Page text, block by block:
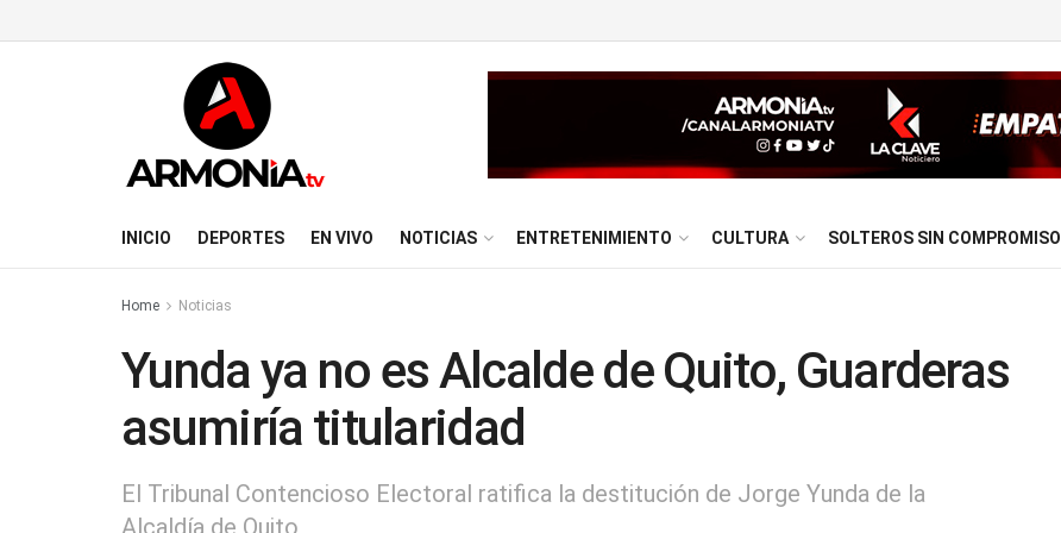
INICIO DEPORTES EN VIVO NOTICIAS ENTRETENIMIENTO CULTURA SOLTEROS SIN COMPROMISO
Home Noticias
Yunda ya no es Alcalde de Quito, Guarderas
asumiría titularidad
El Tribunal Contencioso Electoral ratifica la destitución de Jorge Yunda de la
Alcaldía de Quito